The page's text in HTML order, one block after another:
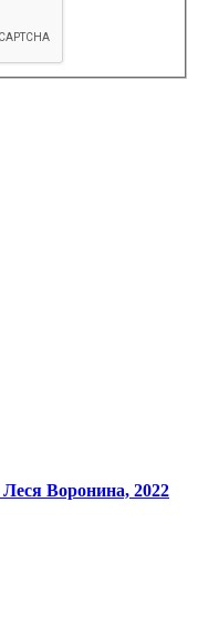
Воронина, 2022